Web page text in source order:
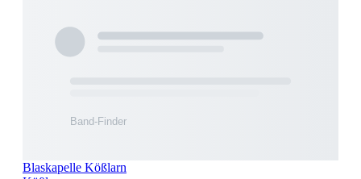
Blaskapelle Kößlarn